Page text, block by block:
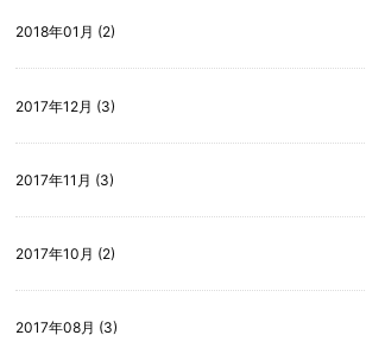
2018年01月 (2)
2017年12月 (3)
2017年11月 (3)
2017年10月 (2)
2017年08月 (3)